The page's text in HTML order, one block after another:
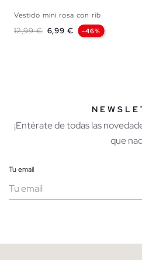
Vestido mini rosa con rib
Precio base
12,99 € Precio
6,99 € -46%
¡Entérate de todas las
que
Tu email